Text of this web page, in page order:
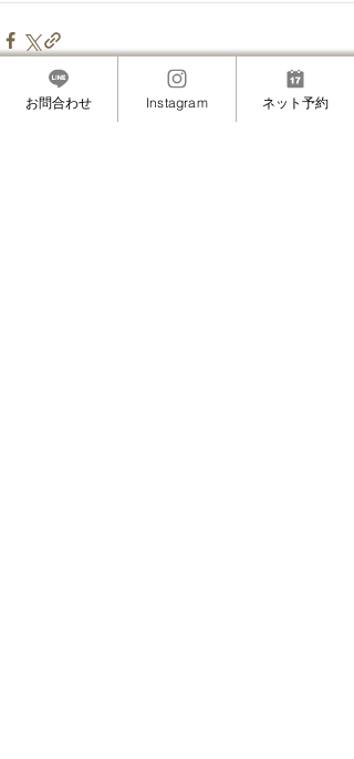
お問合わせ Instagram ネット予約